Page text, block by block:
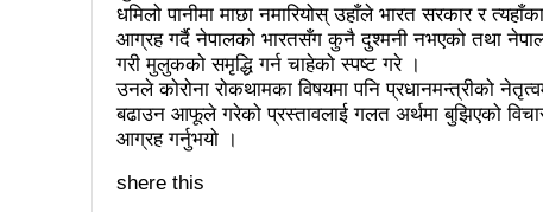
वृत्तचित्र फिल्म ‘गर्ल्स रिराइटिङ
भरतपुर महानगर युवा संजालको
Public governance training
धमिलो पानीमा माछा नमारियोस् उहाँले भारत सरकार र
आग्रह गर्दै नेपालको भारतसँग कुनै दुश्मनी नभएको तथा
गरी मुलुकको समृद्धि गर्न चाहेको स्पष्ट गरे ।
उनले कोरोना रोकथामका विषयमा पनि प्रधानमन्त्रीको
बढाउन आफूले गरेको प्रस्तावलाई गलत अर्थमा बुझिएको
आग्रह गर्नुभयो ।
shere this